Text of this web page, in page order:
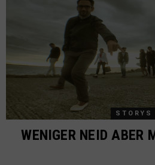
STORYS
WENIGER NEID ABER